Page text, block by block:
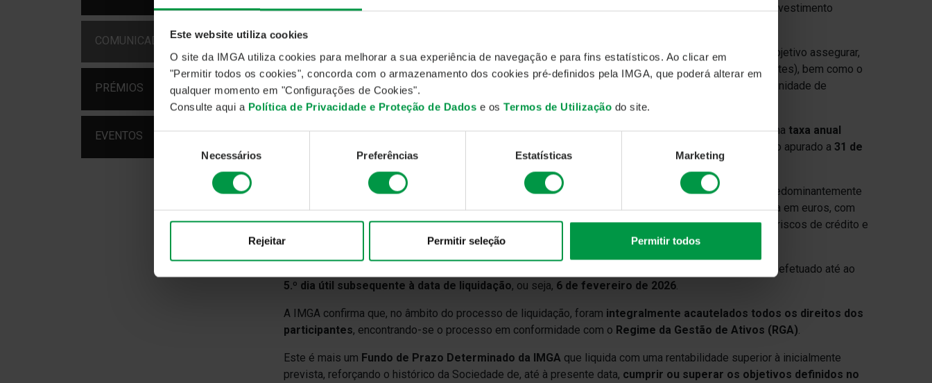
Este website utiliza cookies
O site da IMGA utiliza cookies para melhorar a sua experiência de navegação e para fins estatísticos. Ao clicar em
"Permitir todos os cookies", concorda com o armazenamento dos cookies pré-definidos pela IMGA, que poderá alterar em
qualquer momento em "Configurações de Cookies".
Consulte aqui a Política de Privacidade e Proteção de Dados e os Termos de Utilização do site.
de
consentimento
Necessários Preferências Estatísticas Marketing
Rejeitar Permitir seleção Permitir todos
COMUNICADOS
PRÉMIOS
EVENTOS
janeiro de 2026, foi concluída a liquidação doIMGA Financial Bonds 3Y 2,25% – Série I, Fundo de Investimento
O Fundo, constituído a1 de fevereiro de 2023, com uma duração limitada de três anos, tinha como objetivo assegurar,
no termo da sua duração, aproteção do capital investido(sujeita à capacidade creditícia dos emitentes), bem como o
pagamento de um rendimento anual inicialmente previsto de
, calculado sobre o valor inicial da unidade de
participação.
À data de liquidação, o Fundo apresentou umrendimento acumulado de 7,41%, correspondente a uma taxa anual
, superando a rentabilidade inicialmente estimada. O valor da unidade de participação apurado a 31 de
janeiro de 2026 foi de€10,2914
Durante o seu período de duração, o Fundo adotou uma estratégia de investimentoconservadora
, predominantemente
orientada paradívida sénior de emitentes europeus e norte-americanos, de taxa fixa, denominada em euros, com
notação deInvestment Grade, ou risco de crédito equivalente, privilegiando uma gestão prudente dos riscos de crédito e
de liquidez.
Nos termos regulamentares aplicáveis, o pagamento do capital investido e do último rendimento será efetuado até ao
5.º dia útil subsequente à data de liquidação, ou seja, 6 de fevereiro de 2026.
A IMGA confirma que, no âmbito do processo de liquidação, foram integralmente acautelados todos os direitos dos
participantes, encontrando-se o processo em conformidade com o Regime da Gestão de Ativos (RGA)
Este é mais um Fundo de Prazo Determinado da IMGA que liquida com uma rentabilidade superior à inicialmente
prevista, reforçando o histórico da Sociedade de, até à presente data, cumprir ou superar os objetivos definidos no